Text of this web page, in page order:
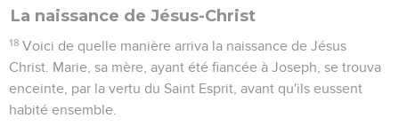
La naissance de Jésus-Christ
18 Voici de quelle manière arriva la naissance de Jésus
Christ. Marie, sa mère, ayant été fiancée à Joseph, se trouva
enceinte, par la vertu du Saint Esprit, avant qu'ils eussent
habité ensemble.